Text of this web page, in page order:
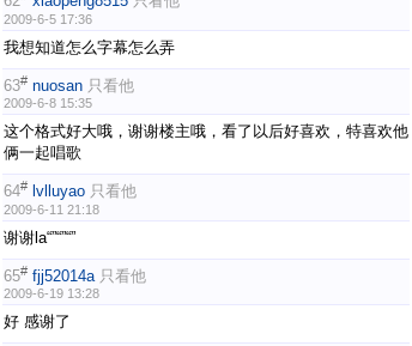
2009-6-5 17:36
我想知道怎么字幕怎么弄
63# nuosan 只看他
2009-6-8 15:35
这个格式好大哦，谢谢楼主哦，看了以后好喜欢，特喜欢他
俩一起唱歌
64# lvlluyao 只看他
2009-6-11 21:18
谢谢la“”“”“”
65# fjj52014a 只看他
2009-6-19 13:28
好 感谢了